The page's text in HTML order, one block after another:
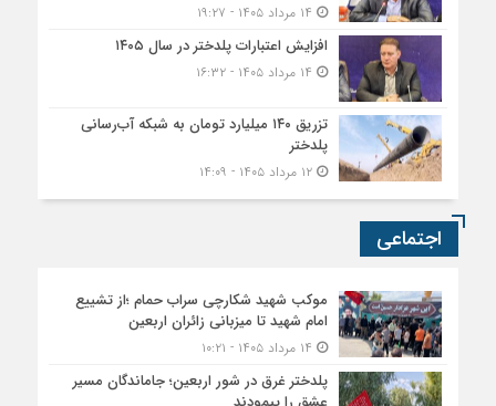
افزایش اعتبارات پلدختر در سال ۱۴۰۵
تزریق ۱۴۰ میلیارد تومان به شبکه آب‌رسانی
پلدختر
۱۲ مرداد ۱۴۰۵ - ۱۴:۰۹
اجتماعی
موکب شهید شکارچی سراب حمام ؛از تشییع
امام شهید تا میزبانی زائران اربعین
پلدختر غرق در شور اربعین؛ جاماندگان مسیر